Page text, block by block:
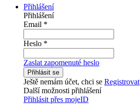
Přihlášení
Přihlášení
Email *
Heslo *
Zaslat zapomenuté heslo
Přihlásit se
Ještě nemám účet, chci se Registrovat
Další možnosti přihlášení
Přihlásit přes mojeID